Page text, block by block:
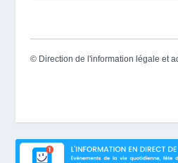
© Direction de l'information légale et